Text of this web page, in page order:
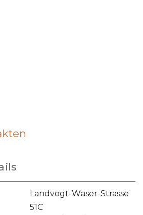
Landvogt-Waser-Strasse
51C